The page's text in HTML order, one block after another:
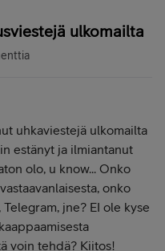
ulkomailta
uhkaviestejä ulkomailta
estänyt ja ilmiantanut
olo, u know... Onko
onko
jne? EI ole kyse
voin tehdä? Kiitos!